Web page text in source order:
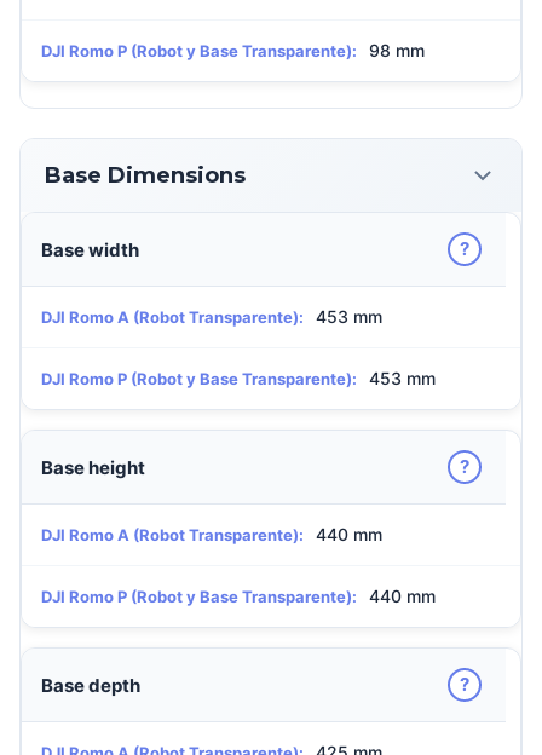
DJI Romo P (Robot y Base Transparente): 98 mm
Base Dimensions
Base width ?
DJI Romo A (Robot Transparente): 453 mm
DJI Romo P (Robot y Base Transparente): 453 mm
Base height ?
DJI Romo A (Robot Transparente): 440 mm
DJI Romo P (Robot y Base Transparente): 440 mm
Base depth ?